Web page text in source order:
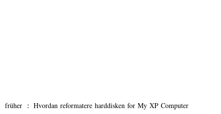
früher ： Hvordan reformatere harddisken for My XP Computer